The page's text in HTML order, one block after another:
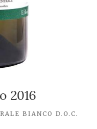
2016
BIANCO D.O.C.